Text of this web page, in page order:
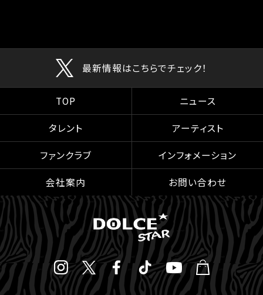
最新情報はこちらでチェック！
TOP
ニュース
タレント
アーティスト
ファンクラブ
インフォメーション
会社案内
お問い合わせ